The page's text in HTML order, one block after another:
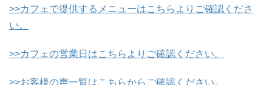
>>カフェで提供するメニューはこちらよりご確認くださ
い。
>>カフェの営業日はこちらよりご確認ください。
>>お客様の声一覧はこちらからご確認ください。